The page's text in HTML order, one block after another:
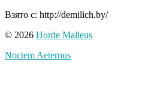
Взято с: http://demilich.by/
© 2026 Horde Malleus
Noctem Aeternus